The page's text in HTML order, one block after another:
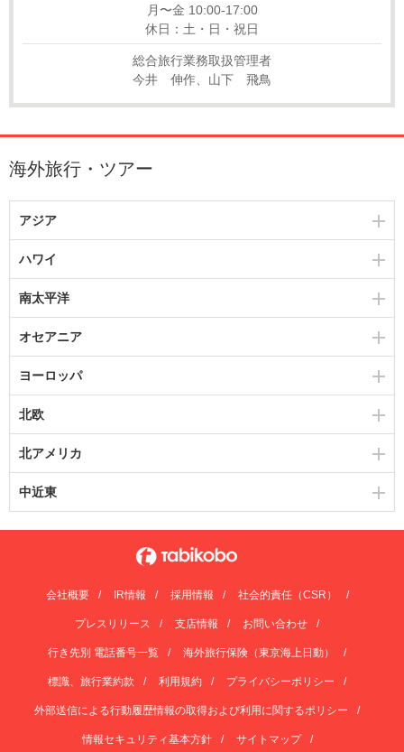
月〜金 10:00-17:00
休日：土・日・祝日
総合旅行業務取扱管理者
今井 伸作、山下 飛鳥
海外旅行・ツアー
アジア
ハワイ
南太平洋
オセアニア
ヨーロッパ
北欧
北アメリカ
中近東
会社概要 IR情報 採用情報 社会的責任（CSR）
プレスリリース 支店情報 お問い合わせ
行き先別 電話番号一覧 海外旅行保険（東京海上日動）
標識、旅行業約款 利用規約 プライバシーポリシー
外部送信による行動履歴情報の取得および利用に関するポリシー
情報セキュリティ基本方針 サイトマップ